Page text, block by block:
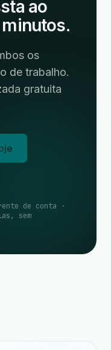
ao
os
de trabalho.
gratuita
de conta ·
sem